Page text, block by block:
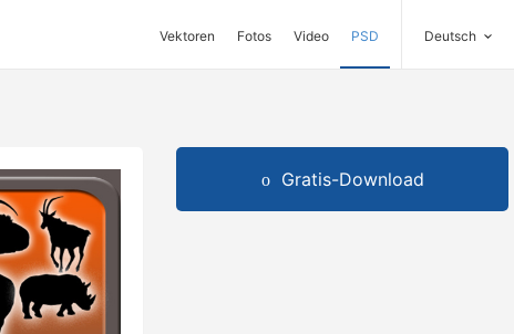
Vektoren Fotos Video PSD Deutsch
Gratis-Download